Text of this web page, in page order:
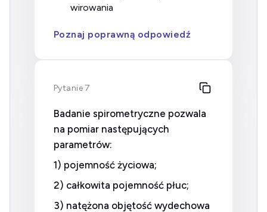
wirowania
Poznaj poprawną odpowiedź
Pytanie 7
Badanie spirometryczne pozwala
na pomiar następujących
parametrów:
1) pojemność życiowa;
2) całkowita pojemność płuc;
3) natężona objętość wydechowa